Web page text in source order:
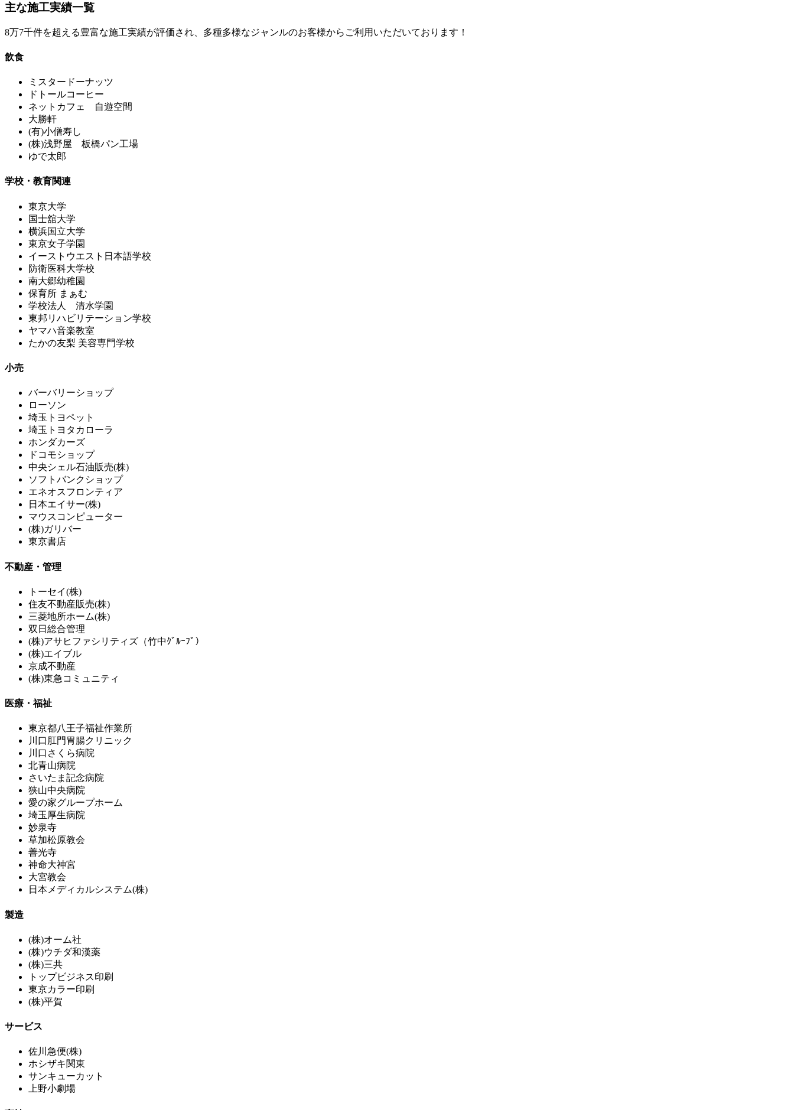
主な施工実績一覧
8万7千件を超える豊富な施工実績が評価され、多種多様なジャンルのお客様からご利用いただいております！
飲食
ミスタードーナッツ
ドトールコーヒー
ネットカフェ 自遊空間
大勝軒
(有)小僧寿し
(株)浅野屋 板橋パン工場
ゆで太郎
学校・教育関連
東京大学
国士舘大学
横浜国立大学
東京女子学園
イーストウエスト日本語学校
防衛医科大学校
南大郷幼稚園
保育所 まぁむ
学校法人 清水学園
東邦リハビリテーション学校
ヤマハ音楽教室
たかの友梨 美容専門学校
小売
バーバリーショップ
ローソン
埼玉トヨペット
埼玉トヨタカローラ
ホンダカーズ
ドコモショップ
中央シェル石油販売(株)
ソフトバンクショップ
エネオスフロンティア
日本エイサー(株)
マウスコンピューター
(株)ガリバー
東京書店
不動産・管理
トーセイ(株)
住友不動産販売(株)
三菱地所ホーム(株)
双日総合管理
(株)アサヒファシリティズ（竹中ｸﾞﾙｰﾌﾟ）
(株)エイブル
京成不動産
(株)東急コミュニティ
医療・福祉
東京都八王子福祉作業所
川口肛門胃腸クリニック
川口さくら病院
北青山病院
さいたま記念病院
狭山中央病院
愛の家グループホーム
埼玉厚生病院
妙泉寺
草加松原教会
善光寺
神命大神宮
大宮教会
日本メディカルシステム(株)
製造
(株)オーム社
(株)ウチダ和漢薬
(株)三共
トップビジネス印刷
東京カラー印刷
(株)平賀
サービス
佐川急便(株)
ホシザキ関東
サンキューカット
上野小劇場